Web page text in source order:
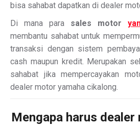
bisa sahabat dapatkan di dealer
Di mana para sales motor
membantu sahabat untuk
transaksi dengan sistem
cash maupun kredit. Merupakan
sahabat jika mempercayakan
dealer motor yamaha cikalong.
Mengapa harus dealer